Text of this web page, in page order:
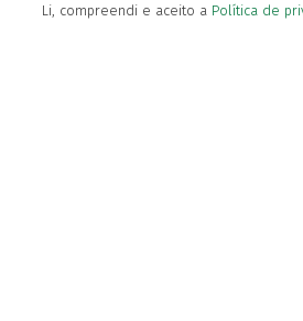
Para
Li, compreendi e aceito a Política de